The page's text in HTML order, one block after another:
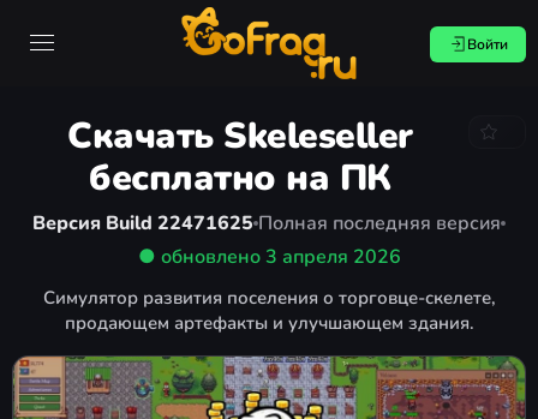
Войти
Скачать Skeleseller
бесплатно на ПК
Версия Build 22471625 Полная последняя версия
● обновлено3 апреля 2026
Симулятор развития поселения о торговце-скелете,
продающем артефакты и улучшающем здания.